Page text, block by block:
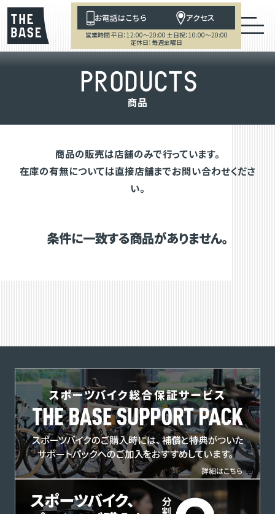
お電話はこちら アクセス
営業時間 平日：12:00～20:00 土日祝：10:00～20:00
定休日：毎週金曜日
PRODUCTS
商品
商品の販売は店舗のみで行っています。
在庫の有無については直接店舗までお問い合わせくださ
い。
条件に一致する商品がありません。